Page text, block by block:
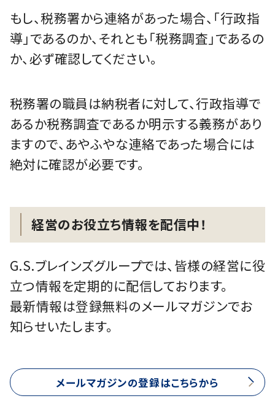
もし、税務署から連絡があった場合、「行政指
導」であるのか、それとも「税務調査」であるの
か、必ず確認してください。
税務署の職員は納税者に対して、行政指導で
あるか税務調査であるか明示する義務があり
ますので、あやふやな連絡であった場合には
絶対に確認が必要です。
経営のお役立ち情報を配信中！
G.S.ブレインズグループでは、皆様の経営に役
立つ情報を定期的に配信しております。
最新情報は登録無料のメールマガジンでお
知らせいたします。
メールマガジンの登録はこちらから